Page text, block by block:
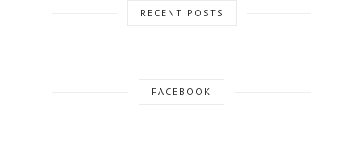
RECENT POSTS
FACEBOOK